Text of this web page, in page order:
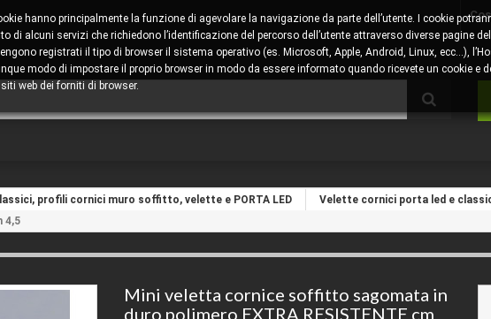
profili cornici muro soffitto, velette e PORTA LED Velette cornici porta led e
4,5
Mini veletta cornice soffitto sagomata in
duro polimero EXTRA RESISTENTE cm
hanno principalmente la funzione di agevolare la navigazione da parte dell’utente. I cookie
alcuni servizi che richiedono l’identificazione del percorso dell’utente attraverso diverse pagine
registrati il tipo di browser il sistema operativo (es. Microsoft, Apple, Android, Linux, ecc…),
modo di impostare il proprio browser in modo da essere informato quando ricevete un cookie e
web dei forniti di browser.